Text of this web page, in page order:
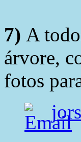
7) A
árvore,
fotos